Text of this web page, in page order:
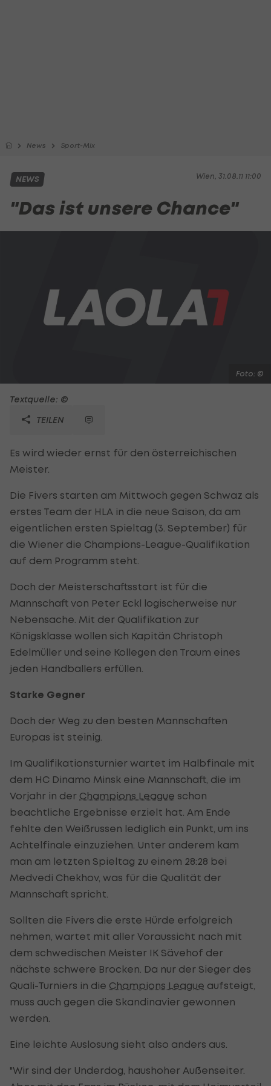
News Sport-Mix
Wien, 31.08.11 11:00
NEWS
"Das ist unsere Chance"
Foto: ©
Textquelle: ©
TEILEN
Es wird wieder ernst für den österreichischen
Meister.
Die Fivers starten am Mittwoch gegen Schwaz als
erstes Team der HLA in die neue Saison, da am
eigentlichen ersten Spieltag (3. September) für
die Wiener die Champions-League-Qualifikation
auf dem Programm steht.
Doch der Meisterschaftsstart ist für die
Mannschaft von Peter Eckl logischerweise nur
Nebensache. Mit der Qualifikation zur
Königsklasse wollen sich Kapitän Christoph
Edelmüller und seine Kollegen den Traum eines
jeden Handballers erfüllen.
Starke Gegner
Doch der Weg zu den besten Mannschaften
Europas ist steinig.
Im Qualifikationsturnier wartet im Halbfinale mit
dem HC Dinamo Minsk eine Mannschaft, die im
Vorjahr in der Champions League schon
beachtliche Ergebnisse erzielt hat. Am Ende
fehlte den Weißrussen lediglich ein Punkt, um ins
Achtelfinale einzuziehen. Unter anderem kam
man am letzten Spieltag zu einem 28:28 bei
Medvedi Chekhov, was für die Qualität der
Mannschaft spricht.
Sollten die Fivers die erste Hürde erfolgreich
nehmen, wartet mit aller Voraussicht nach mit
dem schwedischen Meister IK Sävehof der
nächste schwere Brocken. Da nur der Sieger des
Quali-Turniers in die Champions League aufsteigt,
muss auch gegen die Skandinavier gewonnen
werden.
Eine leichte Auslosung sieht also anders aus.
"Wir sind der Underdog, haushoher Außenseiter.